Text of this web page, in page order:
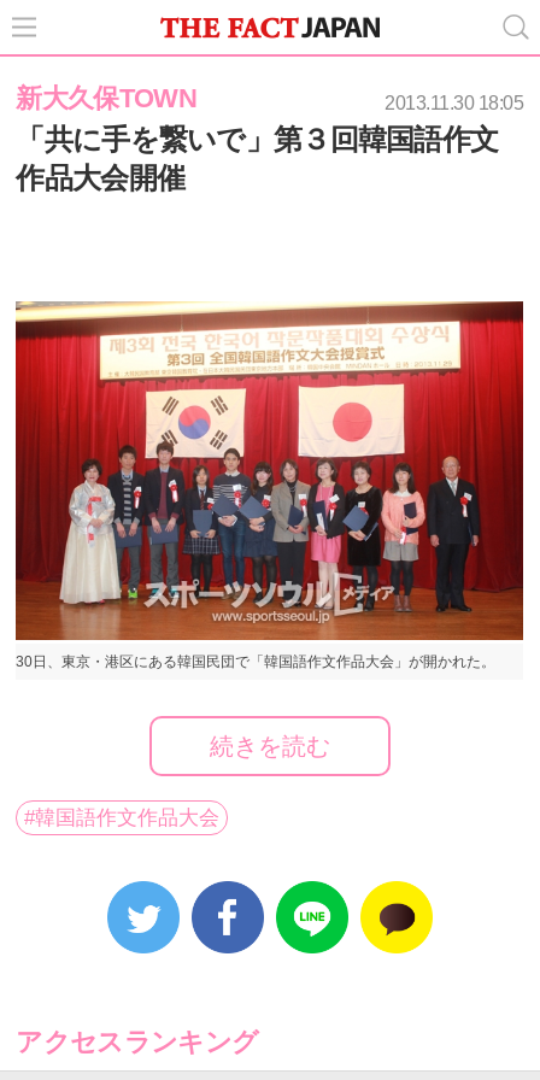
新大久保TOWN 2013.11.30 18:05
「共に手を繋いで」第３回韓国語作文
作品大会開催
30日、東京・港区にある韓国民団で「韓国語作文作品大会」が開かれた。
東京・港区にある韓国民団で「韓国語作文作品大会」
大学生・一般人から募集された作品が展示された。
を選び、その中から受賞した約80人が集まった。
全国から応募された作品は総411点（作文部門297作・
続きを読む
#韓国語作文作品大会
アクセスランキング